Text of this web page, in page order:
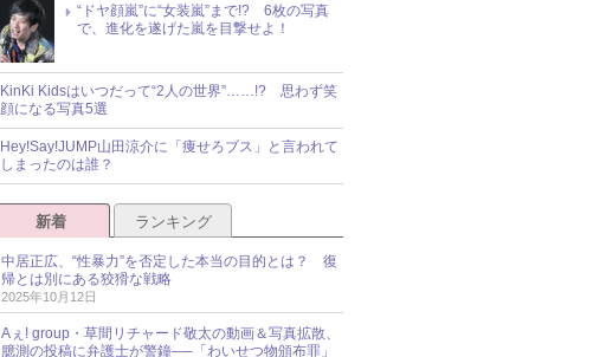
“ドヤ顔嵐”に“女装嵐”まで!? 6枚の写真
で、進化を遂げた嵐を目撃せよ！
KinKi Kidsはいつだって“2人の世界”……!? 思わず笑
顔になる写真5選
Hey!Say!JUMP山田涼介に「痩せろブス」と言われて
しまったのは誰？
新着 ランキング
中居正広、“性暴力”を否定した本当の目的とは？ 復
帰とは別にある狡猾な戦略
2025年10月12日
Aぇ! group・草間リチャード敬太の動画＆写真拡散、
臆測の投稿に弁護士が警鐘──「わいせつ物頒布罪」